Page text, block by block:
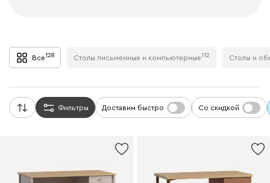
Все128 Столы письменные и компьютерные 112 Столы и
Фильтры Доставим быстро Со скидкой